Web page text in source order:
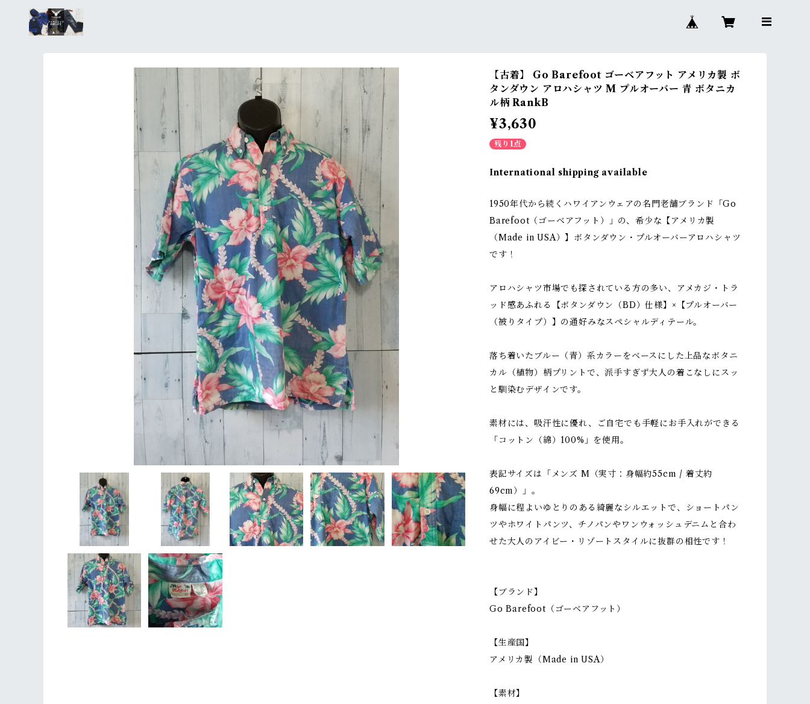
【古着】 Go Barefoot ゴーベアフット アメリカ製 ボ
タンダウン アロハシャツ M プルオーバー 青 ボタニカ
ル柄 RankB
¥3,630
残り1点
International shipping available
1950年代から続くハワイアンウェアの名門老舗ブランド「Go
Barefoot（ゴーベアフット）」の、希少な【アメリカ製
（Made in USA）】ボタンダウン・プルオーバーアロハシャツ
です！
アロハシャツ市場でも探されている方の多い、アメカジ・トラ
ッド感あふれる【ボタンダウン（BD）仕様】×【プルオーバー
（被りタイプ）】の通好みなスペシャルディテール。
落ち着いたブルー（青）系カラーをベースにした上品なボタニ
カル（植物）柄プリントで、派手すぎず大人の着こなしにスッ
と馴染むデザインです。
素材には、吸汗性に優れ、ご自宅でも手軽にお手入れができる
「コットン（綿）100%」を使用。
表記サイズは「メンズ M（実寸：身幅約55cm / 着丈約
69cm）」。
身幅に程よいゆとりのある綺麗なシルエットで、ショートパン
ツやホワイトパンツ、チノパンやワンウォッシュデニムと合わ
せた大人のアイビー・リゾートスタイルに抜群の相性です！
【ブランド】
Go Barefoot（ゴーベアフット）
【生産国】
アメリカ製（Made in USA）
【素材】